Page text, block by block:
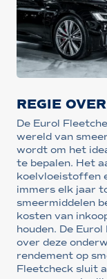
REGIE
De Eurol
wereld van
wordt om het
te bepalen. Het
koelvloeistoffen
immers elk jaar
smeermiddelen
kosten van
houden. De
over deze
rendement op
Fleetcheck sluit